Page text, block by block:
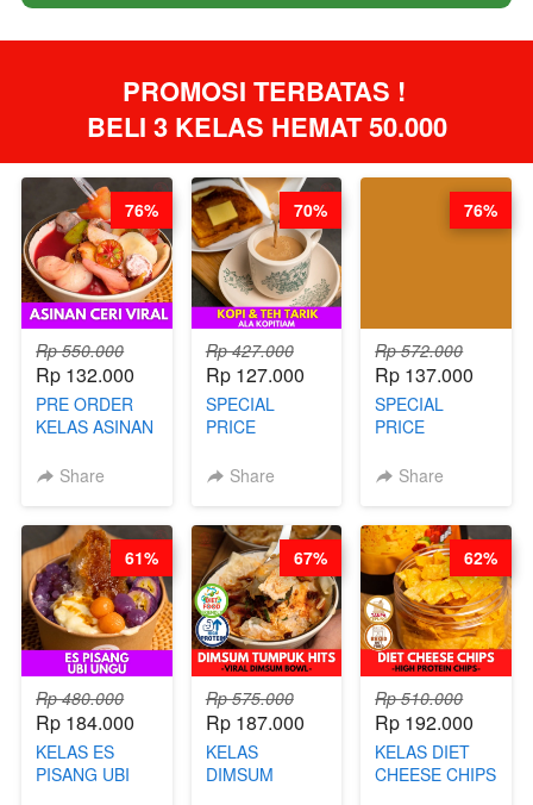
PROMOSI TERBATAS !
BELI 3 KELAS HEMAT 50.000
Rp 550.000
Rp 132.000
PRE ORDER
KELAS ASINAN
BY CHEF DITA
Share
76%
Rp 427.000
Rp 127.000
SPECIAL
PRICE
KELAS KOPI &
BARISTA
ARISUDANA
(TANGGAL 04
AGS HARGA
NAIK! )
Share
70%
Rp 572.000
Rp 137.000
SPECIAL
PRICE
KELAS CAKWE
DITA
(TANGGAL 04
AGS HARGA
NAIK! )
Share
76%
Rp 480.000
Rp 184.000
KELAS ES
PISANG UBI
61%
Rp 575.000
Rp 187.000
KELAS
DIMSUM
67%
Rp 510.000
Rp 192.000
KELAS DIET
CHEESE CHIPS
62%